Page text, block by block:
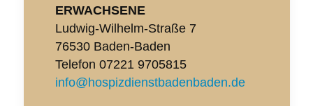
ERWACHSENE
Ludwig-Wilhelm-Straße 7
76530 Baden-Baden
Telefon 07221 9705815
info@hospizdienstbadenbaden.de